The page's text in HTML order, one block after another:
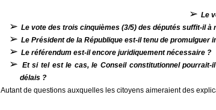
➢ Le
➢ Le vote des trois cinquièmes (3/5) des députés suffit-il à
➢ Le Président de la République est-il tenu de promulguer
➢ Le référendum est-il encore juridiquement nécessaire ?
➢ Et si tel est le cas, le Conseil constitutionnel
délais ?
Autant de questions auxquelles les citoyens aimeraient des